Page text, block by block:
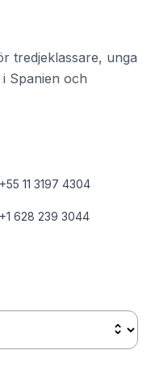
tredjeklassare, unga
Spanien och
+55 11 3197 4304
+1 628 239 3044